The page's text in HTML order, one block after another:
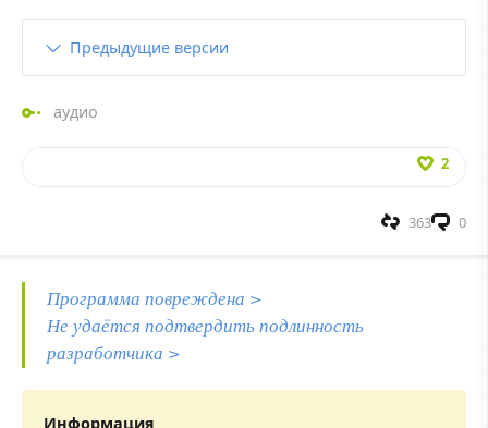
Предыдущие версии
аудио
2
0
363
Программа повреждена >
Не удаётся подтвердить подлинность
разработчика >
Информация